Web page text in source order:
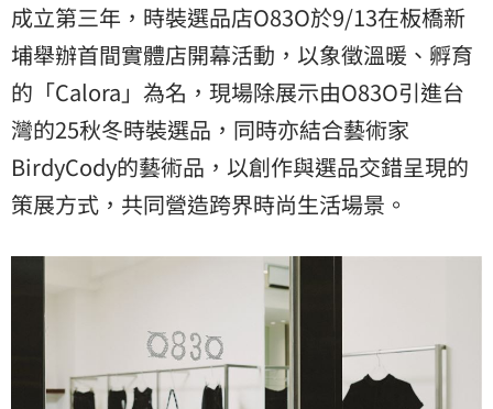
成立第三年，時裝選品店O83O於9/13在板橋新
埔舉辦首間實體店開幕活動，以象徵溫暖、孵育
的「Calora」為名，現場除展示由O83O引進台
灣的25秋冬時裝選品，同時亦結合藝術家
BirdyCody的藝術品，以創作與選品交錯呈現的
策展方式，共同營造跨界時尚生活場景。